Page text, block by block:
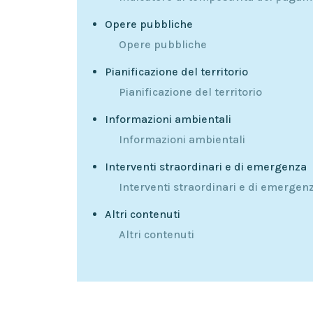
Opere pubbliche
Opere pubbliche
Pianificazione del territorio
Pianificazione del territorio
Informazioni ambientali
Informazioni ambientali
Interventi straordinari e di emergenza
Interventi straordinari e di
Altri contenuti
Altri contenuti